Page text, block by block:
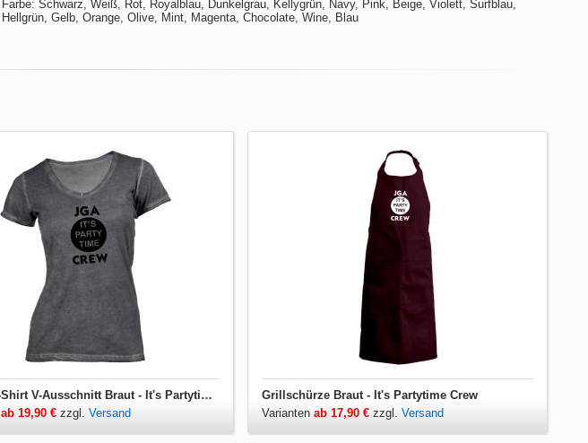
Farbe: Schwarz, Weiß, Rot, Royalblau, Dunkelgrau, Kellygrün, Navy, Pink, Beige, Violett, Surfblau,
Hellgrün, Gelb, Orange, Olive, Mint, Magenta, Chocolate, Wine, Blau
Damen T-Shirt V-Ausschnitt Braut - It's Partytime Crew
ab 19,90 €zzgl. Versand
Grillschürze Braut - It's Partytime Crew
Variantenab 17,90 € zzgl.Versand